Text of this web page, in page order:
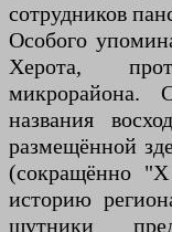
сотрудников
Особого
Херота,
микрорайона.
названия
размещённой
(сокращённо
историю
шутники